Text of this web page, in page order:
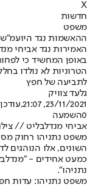
X
חדשות
משפט
ההאשמות נגד
האמירות נגד אביחי
באופן המחשיד כי
הטרוניות לא נולדו
לתביעה של חפץ
גלעד צוויק
23/11/2021, 21:07
,עודכן
0השמעה
אביחי מנדלבליט //
משפט נתניהו רחוק
השונים, אלו
כמעט אחידים -
נתניהו".
משפט נתניהו: עדות